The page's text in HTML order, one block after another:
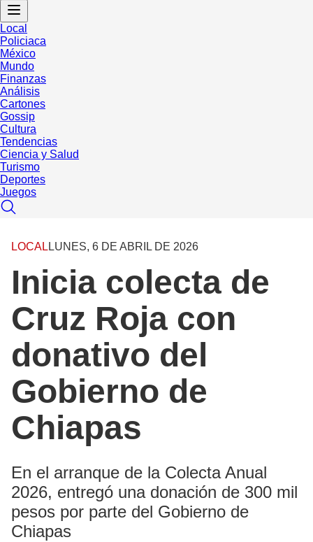
Local
Policiaca
México
Mundo
Finanzas
Análisis
Cartones
Gossip
Cultura
Tendencias
Ciencia y Salud
Turismo
Deportes
Juegos
LOCAL LUNES, 6 DE ABRIL DE 2026
Inicia colecta de
Cruz Roja con
donativo del
Gobierno de
Chiapas
En el arranque de la Colecta Anual
2026, entregó una donación de 300 mil
pesos por parte del Gobierno de
Chiapas